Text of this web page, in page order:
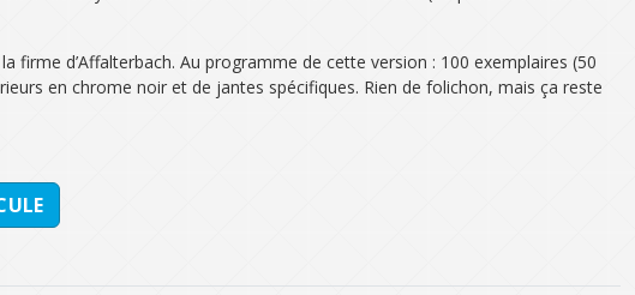
firme d’Affalterbach. Au programme de cette version : 100 exemplaires (50
en chrome noir et de jantes spécifiques. Rien de folichon, mais ça reste